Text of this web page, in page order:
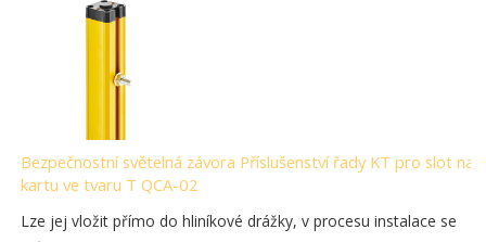
Bezpečnostní světelná závora Příslušenství řady KT pro slot na
kartu ve tvaru T QCA-02
Lze jej vložit přímo do hliníkové drážky, v procesu instalace se